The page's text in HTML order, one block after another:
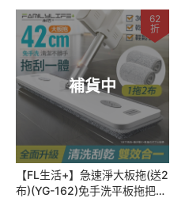
補貨中
62
折
【FL生活+】急速淨大板拖(送2
布)(YG-162)免手洗平板拖把